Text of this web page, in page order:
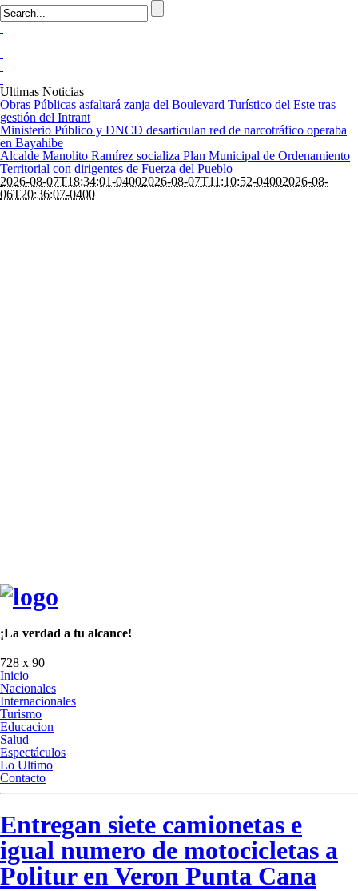
Ultimas Noticias
Obras Públicas asfaltará zanja del Boulevard Turístico del Este tras
gestión del Intrant
Ministerio Público y DNCD desarticulan red de narcotráfico operaba
en Bayahibe
Alcalde Manolito Ramírez socializa Plan Municipal de Ordenamiento
Territorial con dirigentes de Fuerza del Pueblo
2026-08-07T18:34:01-04002026-08-07T11:10:52-04002026-08-
06T20:36:07-0400
¡La verdad a tu alcance!
728 x 90
Inicio
Nacionales
Internacionales
Turismo
Educacion
Salud
Espectáculos
Lo Ultimo
Contacto
Entregan siete camionetas e
igual numero de motocicletas a
Politur en Veron Punta Cana